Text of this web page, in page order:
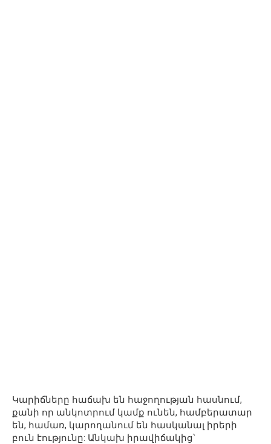
Կարիճները հաճախ են հաջողության հասնում,
քանի որ անկոտրում կամք ունեն, համբերատար
են, համառ, կարողանում են հասկանալ իրերի
բուն էությունը: Անկախ իրավիճակից՝